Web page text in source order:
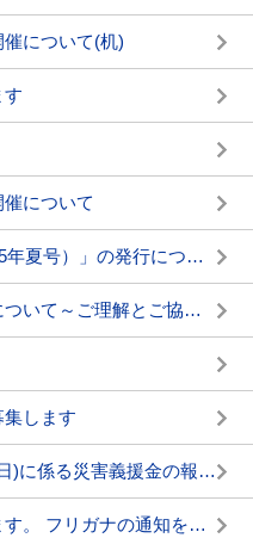
について(机)
す
催について
「たのはた くらしがたり（2025年夏号）」の発行について
香りのマナーと化学物質過敏症について～ご理解とご協力をお願いします～
集します
大船渡市林野火災(令和7年2月26日)に係る災害義援金の報告について
戸籍に『フリガナ』が記載されます。 フリガナの通知を必ず確認しましょう。